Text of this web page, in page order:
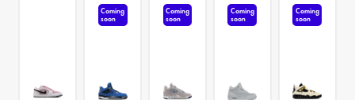
Coming
soon
Coming
soon
Coming
soon
Coming
soon